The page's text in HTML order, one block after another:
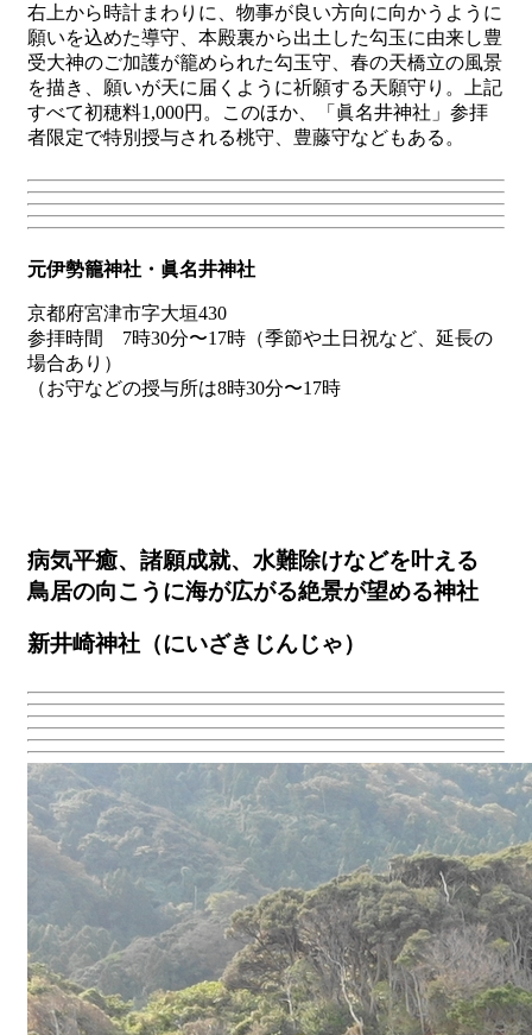
右上から時計まわりに、物事が良い方向に向かうように
願いを込めた導守、本殿裏から出土した勾玉に由来し豊
受大神のご加護が籠められた勾玉守、春の天橋立の風景
を描き、願いが天に届くように祈願する天願守り。上記
すべて初穂料1,000円。このほか、「眞名井神社」参拝
者限定で特別授与される桃守、豊藤守などもある。
元伊勢籠神社・眞名井神社
京都府宮津市字大垣430
参拝時間 7時30分〜17時（季節や土日祝など、延長の
場合あり）
（お守などの授与所は8時30分〜17時
病気平癒、諸願成就、水難除けなどを叶える
鳥居の向こうに海が広がる絶景が望める神社
新井崎神社（にいざきじんじゃ）